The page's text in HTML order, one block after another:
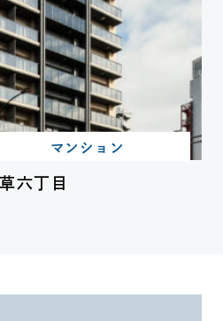
マンション
六丁目